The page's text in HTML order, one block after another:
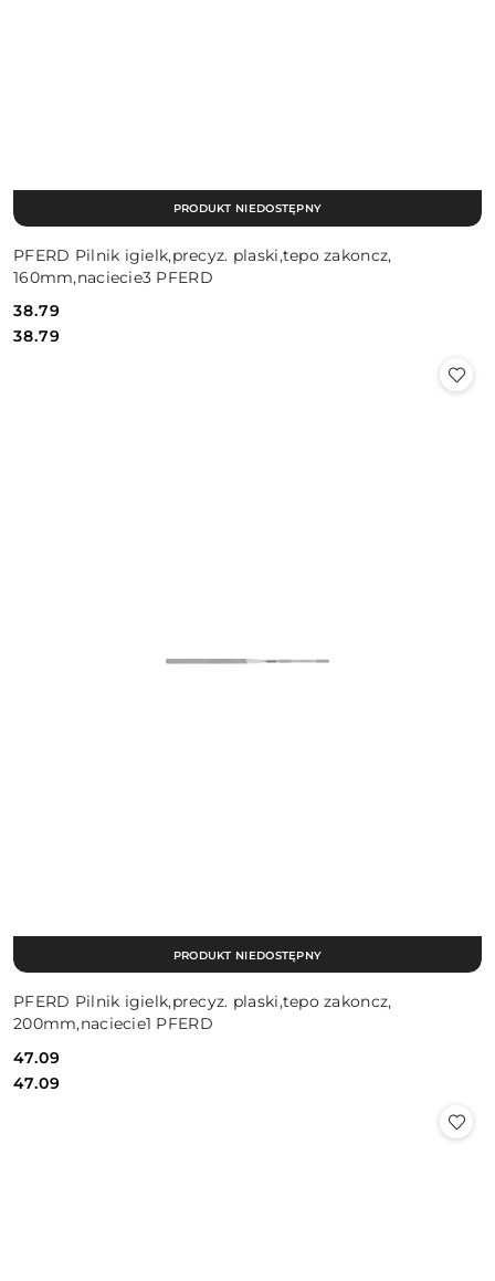
PFERD Pilnik igielk,precyz. plaski,tepo zakoncz,
160mm,naciecie3 PFERD
Cena:
38.79
Cena:
38.79
PRODUKT NIEDOSTĘPNY
PFERD Pilnik igielk,precyz. plaski,tepo zakoncz,
200mm,naciecie1 PFERD
Cena:
47.09
Cena:
47.09
PRODUKT NIEDOSTĘPNY